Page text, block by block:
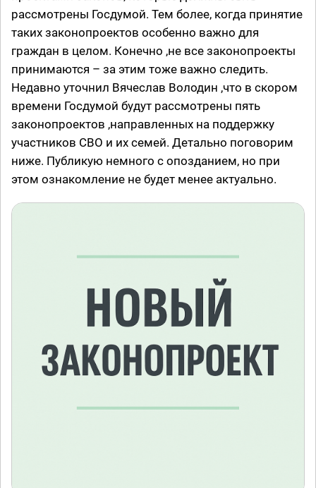
рассмотрены Госдумой. Тем более, когда принятие
таких законопроектов особенно важно для
граждан в целом. Конечно ,не все законопроекты
принимаются – за этим тоже важно следить.
Недавно уточнил Вячеслав Володин ,что в скором
времени Госдумой будут рассмотрены пять
законопроектов ,направленных на поддержку
участников СВО и их семей. Детально поговорим
ниже. Публикую немного с опозданием, но при
этом ознакомление не будет менее актуально.